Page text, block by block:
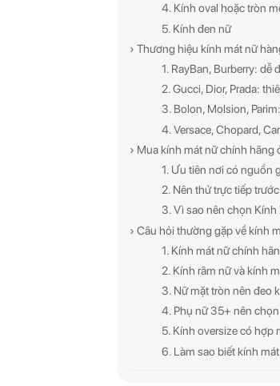
4. Kính oval hoặc tròn
5. Kính đen nữ
› Thương hiệu kính mát nữ
1. RayBan, Burberry: dễ
2. Gucci, Dior, Prada:
3. Bolon, Molsion,
4. Versace, Chopard,
› Mua kính mát nữ chính hãng
1. Ưu tiên nơi có nguồn
2. Nên thử trực tiếp
3. Vì sao nên chọn Kính
› Câu hỏi thường gặp về kính
1. Kính mát nữ chính
2. Kính râm nữ và kính
3. Nữ mặt tròn nên đeo
4. Phụ nữ 35+ nên
5. Kính oversize có hợp
6. Làm sao biết kính